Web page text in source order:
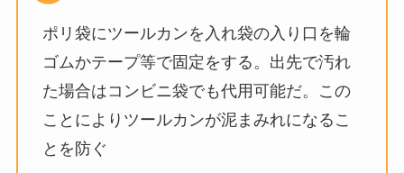
ポリ袋にツールカンを入れ袋の入り口を輪
ゴムかテープ等で固定をする。出先で汚れ
た場合はコンビニ袋でも代用可能だ。この
ことによりツールカンが泥まみれになるこ
とを防ぐ